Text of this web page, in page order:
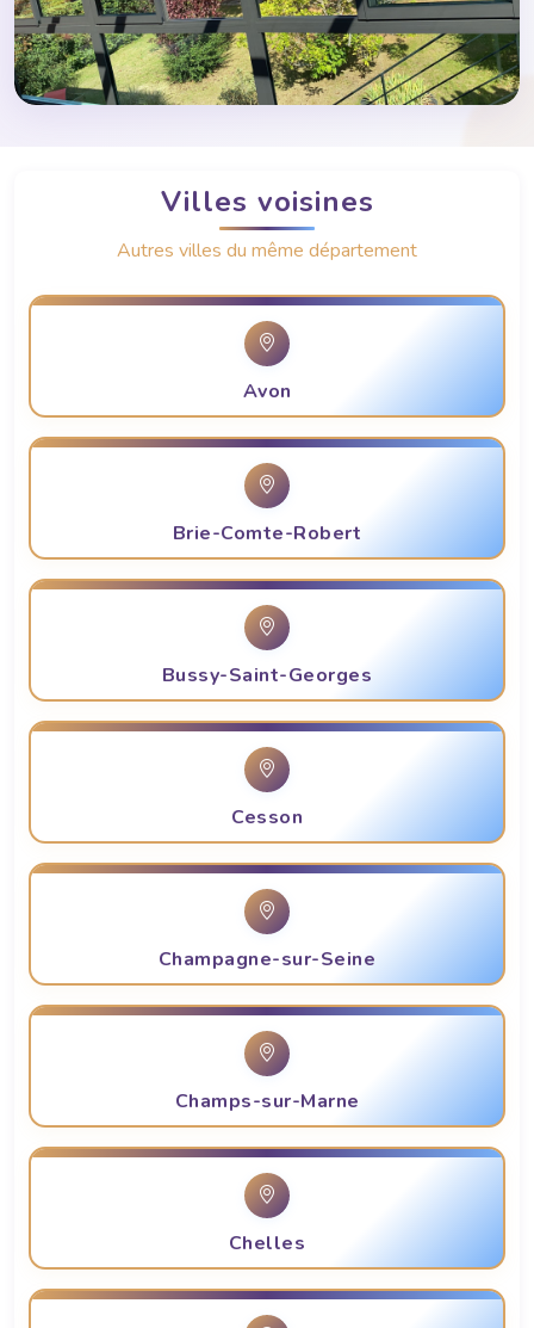
Villes voisines
Autres villes du même département
Avon
Brie-Comte-Robert
Bussy-Saint-Georges
Cesson
Champagne-sur-Seine
Champs-sur-Marne
Chelles